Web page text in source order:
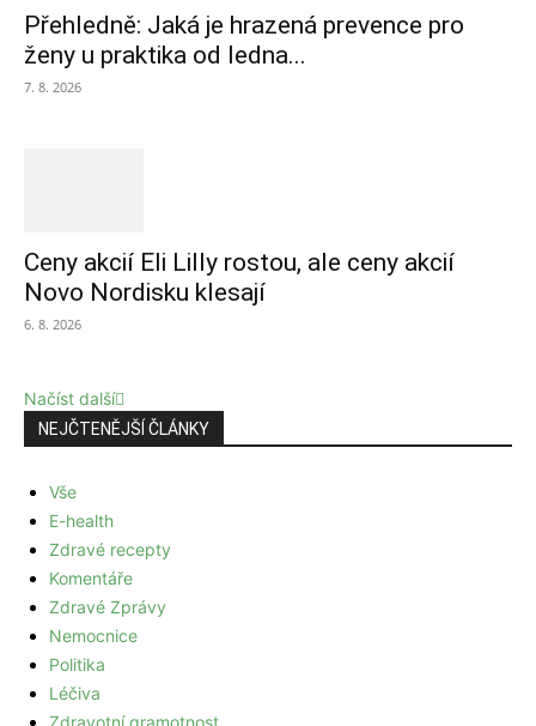
Přehledně: Jaká je hrazená prevence pro
ženy u praktika od ledna...
7. 8. 2026
Ceny akcií Eli Lilly rostou, ale ceny akcií
Novo Nordisku klesají
6. 8. 2026
Načíst další
NEJČTENĚJŠÍ ČLÁNKY
Vše
E-health
Zdravé recepty
Komentáře
Zdravé Zprávy
Nemocnice
Politika
Léčiva